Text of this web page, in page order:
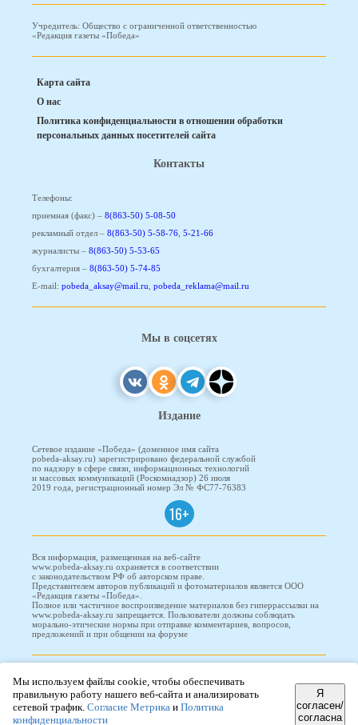
Учредитель: Общество с ограниченной ответственностью
«Редакция газеты «Победа»
Карта сайта
О нас
Политика конфиденциальности в отношении обработки
персональных данных посетителей сайта
Контакты
Телефоны:
приемная (факс) – 8(863-50) 5-08-50
рекламный отдел – 8(863-50) 5-58-76 5-21-66
журналисты – 8(863-50) 5-53-65
бухгалтерия – 8(863-50) 5-74-85
E-mail: pobeda_aksay@mail.ru pobeda_reklama@mail.ru
Мы в соцсетях
Издание
Сетевое издание «Победа» (доменное имя сайта
pobeda-aksay.ru) зарегистрировано федеральной службой
по надзору в сфере связи, информационных технологий
и массовых коммуникаций (Роскомнадзор) 26 июля
2019 года, регистрационный номер Эл № ФС77-76383
16+
Вся информация, размещенная на веб-сайте
www.pobeda-aksay.ru охраняется в соответствии
с законодательством РФ об авторском праве.
Представителем авторов публикаций и фотоматериалов является ООО
«Редакция газеты «Победа».
Полное или частичное воспроизведение материалов без гиперрассылки на
www.pobeda-aksay.ru запрещается. Пользователи должны соблюдать
морально-этические нормы при отправке комментариев, вопросов,
предложений и при общении на форуме
ООО "Проводник"
Мы используем файлы cookie, чтобы обеспечивать
правильную работу нашего веб-сайта и анализировать
сетевой трафик. Согласие Метрика и Политика
конфиденциальности
Я
согласен/
согласна